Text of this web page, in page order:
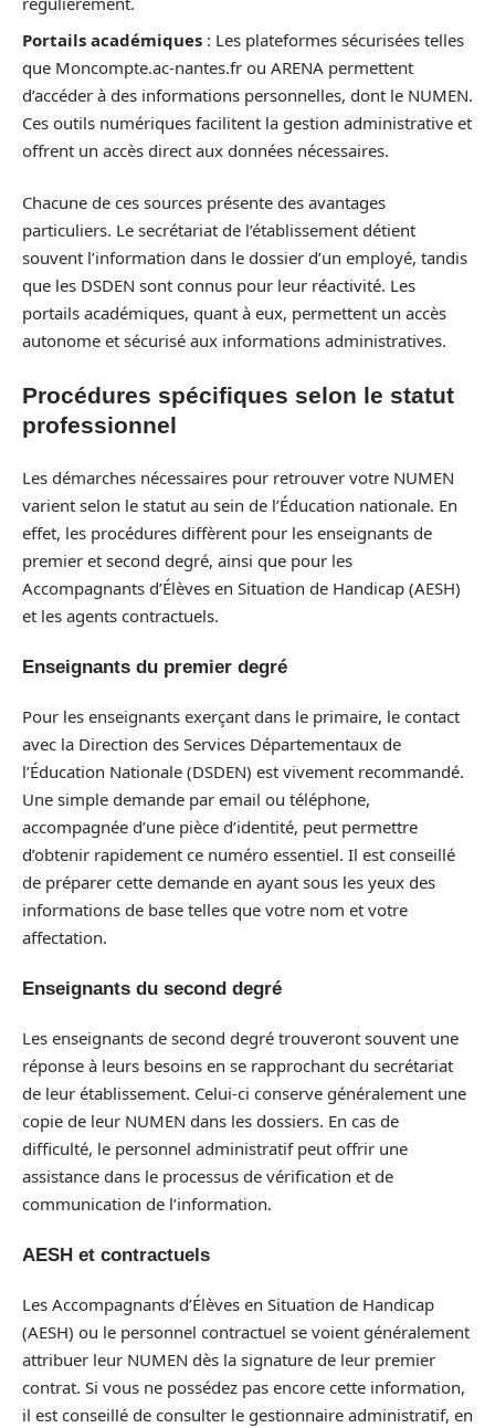
Portails académiques : Les plateformes sécurisées telles
que Moncompte.ac-nantes.fr ou ARENA permettent
d’accéder à des informations personnelles, dont le NUMEN.
Ces outils numériques facilitent la gestion administrative et
offrent un accès direct aux données nécessaires.
Chacune de ces sources présente des avantages
particuliers. Le secrétariat de l’établissement détient
souvent l’information dans le dossier d’un employé, tandis
que les DSDEN sont connus pour leur réactivité. Les
portails académiques, quant à eux, permettent un accès
autonome et sécurisé aux informations administratives.
Procédures spécifiques selon le statut
professionnel
Les démarches nécessaires pour retrouver votre NUMEN
varient selon le statut au sein de l’Éducation nationale. En
effet, les procédures diffèrent pour les enseignants de
premier et second degré, ainsi que pour les
Accompagnants d’Élèves en Situation de Handicap (AESH)
et les agents contractuels.
Enseignants du premier degré
Pour les enseignants exerçant dans le primaire, le contact
avec la Direction des Services Départementaux de
l’Éducation Nationale (DSDEN) est vivement recommandé.
Une simple demande par email ou téléphone,
accompagnée d’une pièce d’identité, peut permettre
d’obtenir rapidement ce numéro essentiel. Il est conseillé
de préparer cette demande en ayant sous les yeux des
informations de base telles que votre nom et votre
affectation.
Enseignants du second degré
Les enseignants de second degré trouveront souvent une
réponse à leurs besoins en se rapprochant du secrétariat
de leur établissement. Celui-ci conserve généralement une
copie de leur NUMEN dans les dossiers. En cas de
difficulté, le personnel administratif peut offrir une
assistance dans le processus de vérification et de
communication de l’information.
AESH et contractuels
Les Accompagnants d’Élèves en Situation de Handicap
(AESH) ou le personnel contractuel se voient généralement
attribuer leur NUMEN dès la signature de leur premier
contrat. Si vous ne possédez pas encore cette information,
il est conseillé de consulter le gestionnaire administratif, en